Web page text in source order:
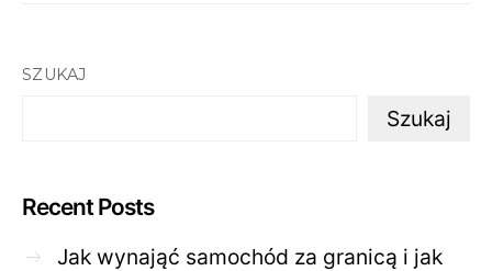
SZUKAJ
Szukaj
Recent Posts
Jak wynająć samochód za granicą i jak